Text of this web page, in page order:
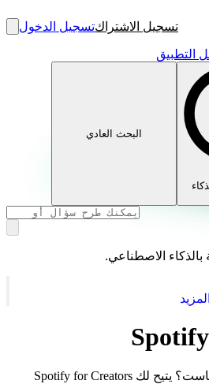
تسجيل الاشتراكتسجيل الدخول
التطبيق
البحث العادي
بالذكاء الاصطناعي.
هل يهمك إعداد برامج البودكاست؟ يتيح لك Spotify for Creators